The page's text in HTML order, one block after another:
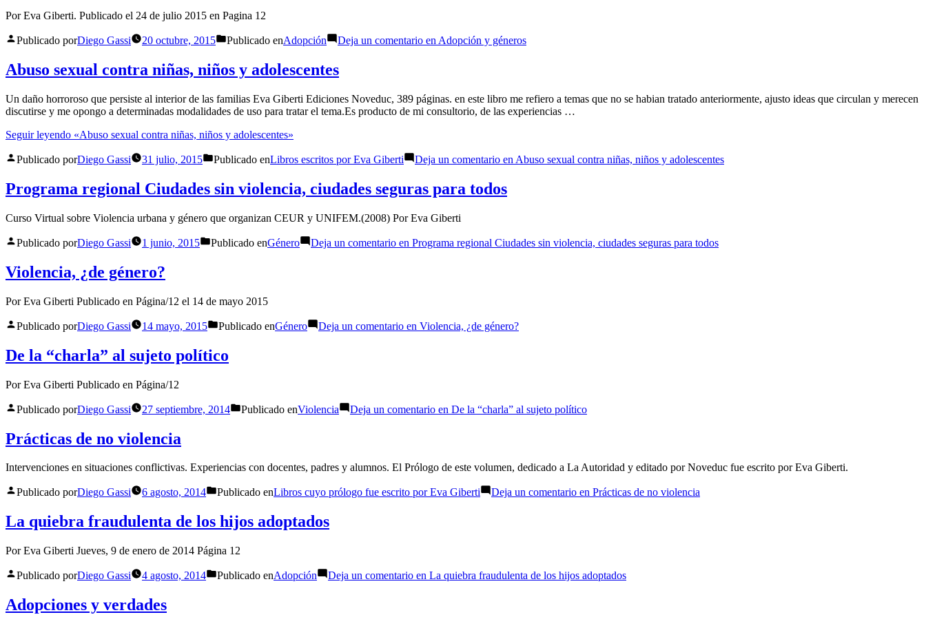
Por Eva Giberti. Publicado el 24 de julio 2015 en Pagina 12
Publicado porDiego Gassi 20 octubre, 2015 Publicado enAdopción Deja un comentario en Adopción y géneros
Abuso sexual contra niñas, niños y adolescentes
Un daño horroroso que persiste al interior de las familias Eva Giberti Ediciones Noveduc, 389 páginas. en este libro me refiero a temas que no se habian tratado anteriormente, ajusto ideas que circulan y merecen
discutirse y me opongo a determinadas modalidades de uso para tratar el tema.Es producto de mi consultorio, de las experiencias …
Seguir leyendo «Abuso sexual contra niñas, niños y adolescentes»
Publicado porDiego Gassi 31 julio, 2015 Publicado enLibros escritos por Eva Giberti Deja un comentario en Abuso sexual contra niñas, niños y adolescentes
Programa regional Ciudades sin violencia, ciudades seguras para todos
Curso Virtual sobre Violencia urbana y género que organizan CEUR y UNIFEM.(2008) Por Eva Giberti
Publicado porDiego Gassi 1 junio, 2015 Publicado enGénero Deja un comentario en Programa regional Ciudades sin violencia, ciudades seguras para todos
Violencia, ¿de género?
Por Eva Giberti Publicado en Página/12 el 14 de mayo 2015
Publicado porDiego Gassi 14 mayo, 2015 Publicado enGénero Deja un comentario en Violencia, ¿de género?
De la “charla” al sujeto político
Por Eva Giberti Publicado en Página/12
Publicado porDiego Gassi 27 septiembre, 2014 Publicado enViolencia Deja un comentario en De la “charla” al sujeto político
Prácticas de no violencia
Intervenciones en situaciones conflictivas. Experiencias con docentes, padres y alumnos. El Prólogo de este volumen, dedicado a La Autoridad y editado por Noveduc fue escrito por Eva Giberti.
Publicado porDiego Gassi 6 agosto, 2014 Publicado enLibros cuyo prólogo fue escrito por Eva Giberti Deja un comentario en Prácticas de no violencia
La quiebra fraudulenta de los hijos adoptados
Por Eva Giberti Jueves, 9 de enero de 2014 Página 12
Publicado porDiego Gassi 4 agosto, 2014 Publicado enAdopción Deja un comentario en La quiebra fraudulenta de los hijos adoptados
Adopciones y verdades